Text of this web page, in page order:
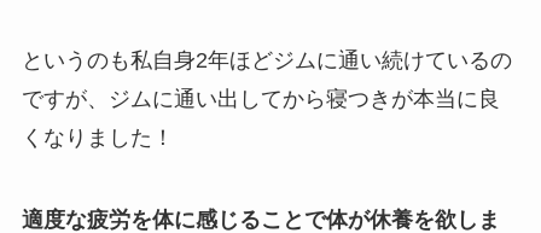
というのも私自身2年ほどジムに通い続けているの
ですが、ジムに通い出してから寝つきが本当に良
くなりました！
適度な疲労を体に感じることで体が休養を欲しま